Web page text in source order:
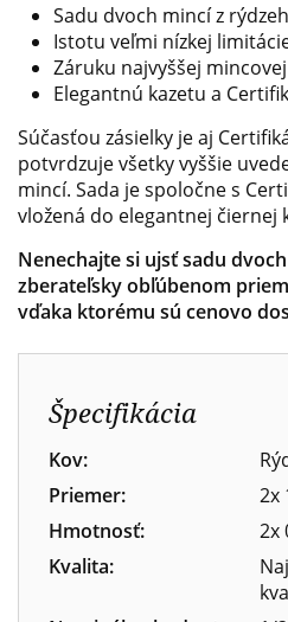
Sadu dvoch mincí z
Istotu veľmi nízkej
Záruku najvyššej
Elegantnú kazetu a
Súčasťou zásielky je aj
potvrdzuje všetky vyššie
mincí. Sada je spoločne s
vložená do elegantnej čiernej
Nenechajte si ujsť sadu
zberateľsky obľúbenom
vďaka ktorému sú cenovo
Špecifikácia
Kov:
Priemer:
2x
Hmotnosť:
2x
Kvalita: